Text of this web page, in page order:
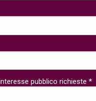
pubblico richieste *